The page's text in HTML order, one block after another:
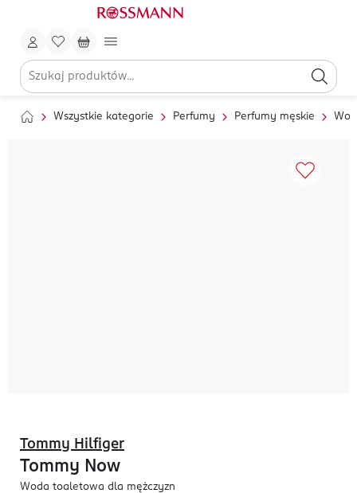
Wszystkie kategorie Perfumy Perfumy męskie
Tommy Hilfiger
Tommy Now
Woda toaletowa dla mężczyzn